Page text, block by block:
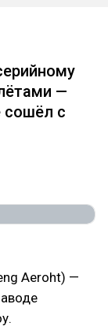
—
с
Aeroht) —